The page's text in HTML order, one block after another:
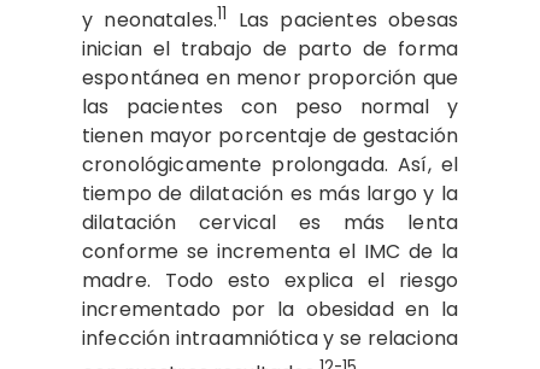
y neonatales.11
Las pacientes obesas
inician el trabajo de parto de forma
espontánea en menor proporción que
las pacientes con peso normal y
tienen mayor porcentaje de gestación
cronológicamente prolongada. Así, el
tiempo de dilatación es más largo y la
dilatación cervical es más lenta
conforme se incrementa el IMC de la
madre. Todo esto explica el riesgo
incrementado por la obesidad en la
infección intraamniótica y se relaciona